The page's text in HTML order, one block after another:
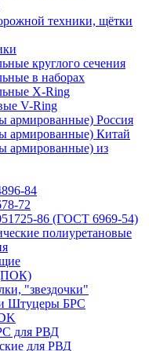
техники, щётки
круглого сечения
в наборах
Х-Ring
V-Ring
армированные) Россия
армированные) Китай
армированные) из
84
72
86 (ГОСТ 6969-54)
полиуретановые
"звездочки"
Штуцеры БРС
для РВД
для РВД